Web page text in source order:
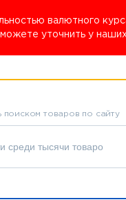
валютного
уточнить у
поиском товаров по сайту